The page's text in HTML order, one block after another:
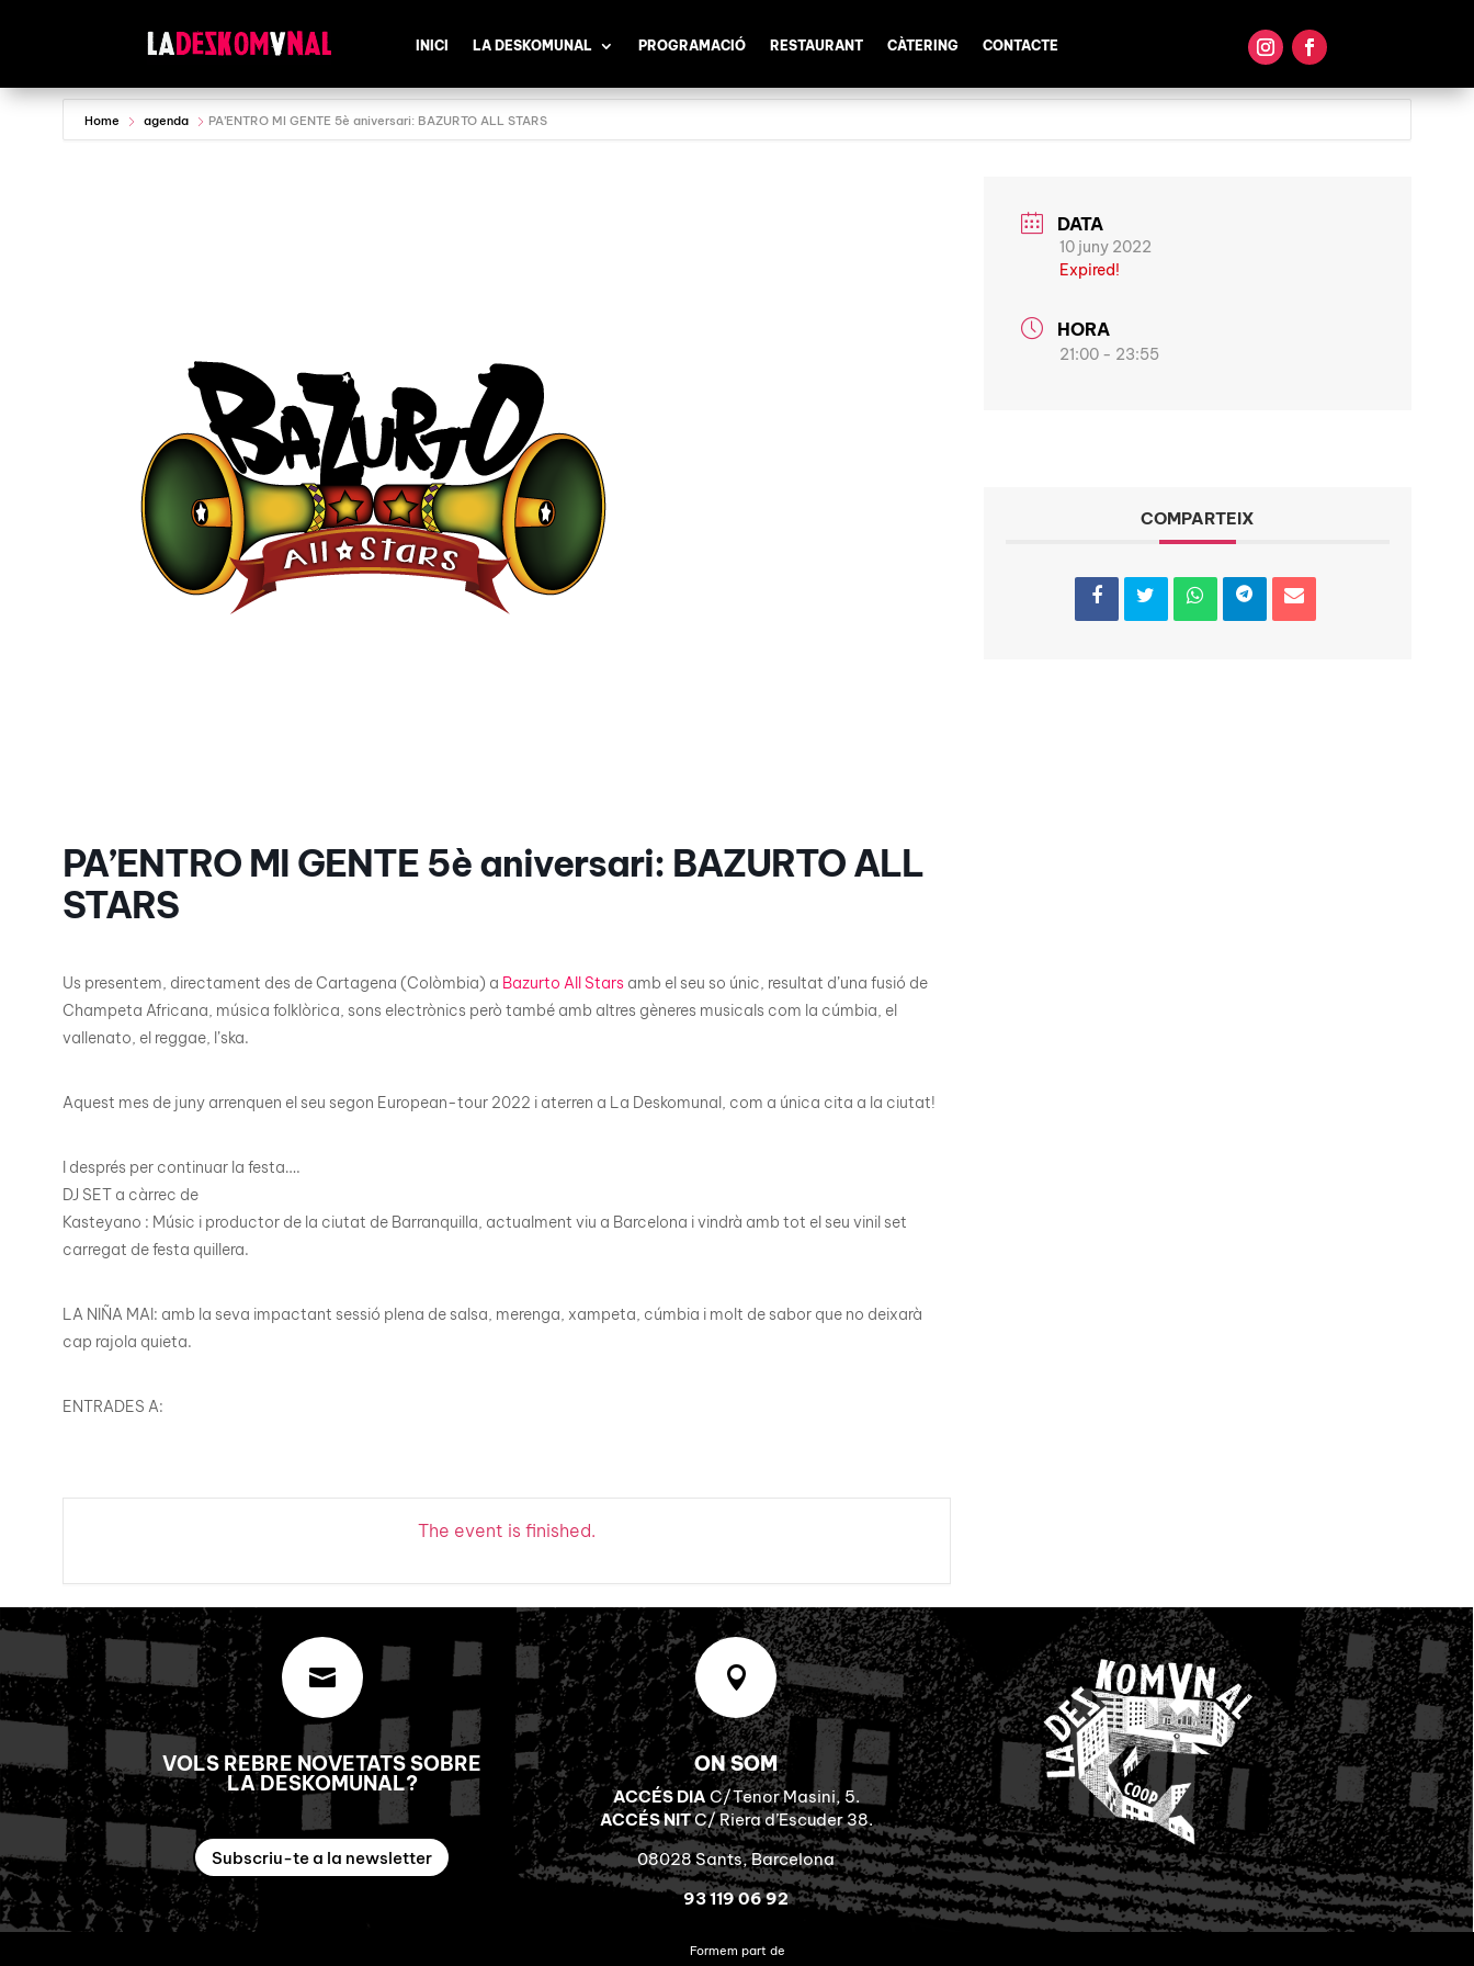
INICI LA DESKOMUNAL PROGRAMACIÓ RESTAURANT CÀTERING CONTACTE
Home agenda PA’ENTRO MI GENTE 5è aniversari: BAZURTO ALL STARS
PA’ENTRO MI GENTE 5è aniversari: BAZURTO ALL
STARS
Us presentem, directament des de Cartagena (Colòmbia) a Bazurto All Stars amb el seu so únic, resultat d’una fusió de
Champeta Africana, música folklòrica, sons electrònics però també amb altres gèneres musicals com la cúmbia, el
vallenato, el reggae, l’ska.
Aquest mes de juny arrenquen el seu segon European-tour 2022 i aterren a La Deskomunal, com a única cita a la ciutat!
I després per continuar la festa….
DJ SET a càrrec de
Kasteyano : Músic i productor de la ciutat de Barranquilla, actualment viu a Barcelona i vindrà amb tot el seu vinil set
carregat de festa quillera.
LA NIÑA MAI: amb la seva impactant sessió plena de salsa, merenga, xampeta, cúmbia i molt de sabor que no deixarà
cap rajola quieta.
ENTRADES A:
The event is finished.
DATA
10 juny 2022
Expired!
HORA
21:00 - 23:55
COMPARTEIX

VOLS REBRE NOVETATS SOBRE
LA DESKOMUNAL?
Subscriu-te a la newsletter

ON SOM
ACCÉS DIA C/Tenor Masini, 5.
ACCÉS NITC/ Riera d’Escuder 38.
08028 Sants, Barcelona
93 119 06 92
Formem part de